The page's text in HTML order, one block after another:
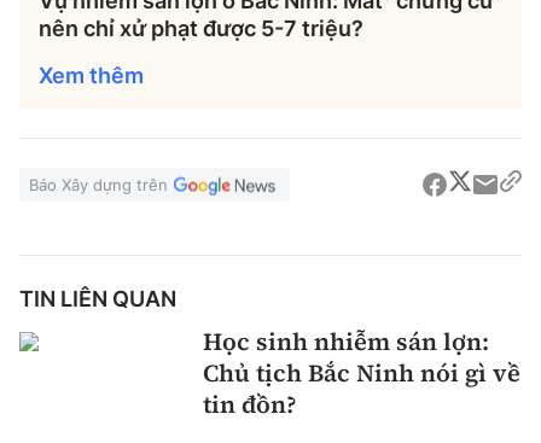
nên chỉ xử phạt được 5-7 triệu?
Xem thêm
Báo Xây dựng trên
TIN LIÊN QUAN
Học sinh nhiễm sán lợn:
Chủ tịch Bắc Ninh nói gì về
tin đồn?